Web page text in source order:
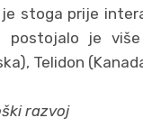
stoga prije
postojalo je
Telidon
razvoj